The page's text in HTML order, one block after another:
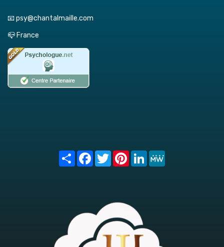
📧 psy@chantalmaille.com
📪 France
Share FacebookTwitterPinterest
LinkedIn